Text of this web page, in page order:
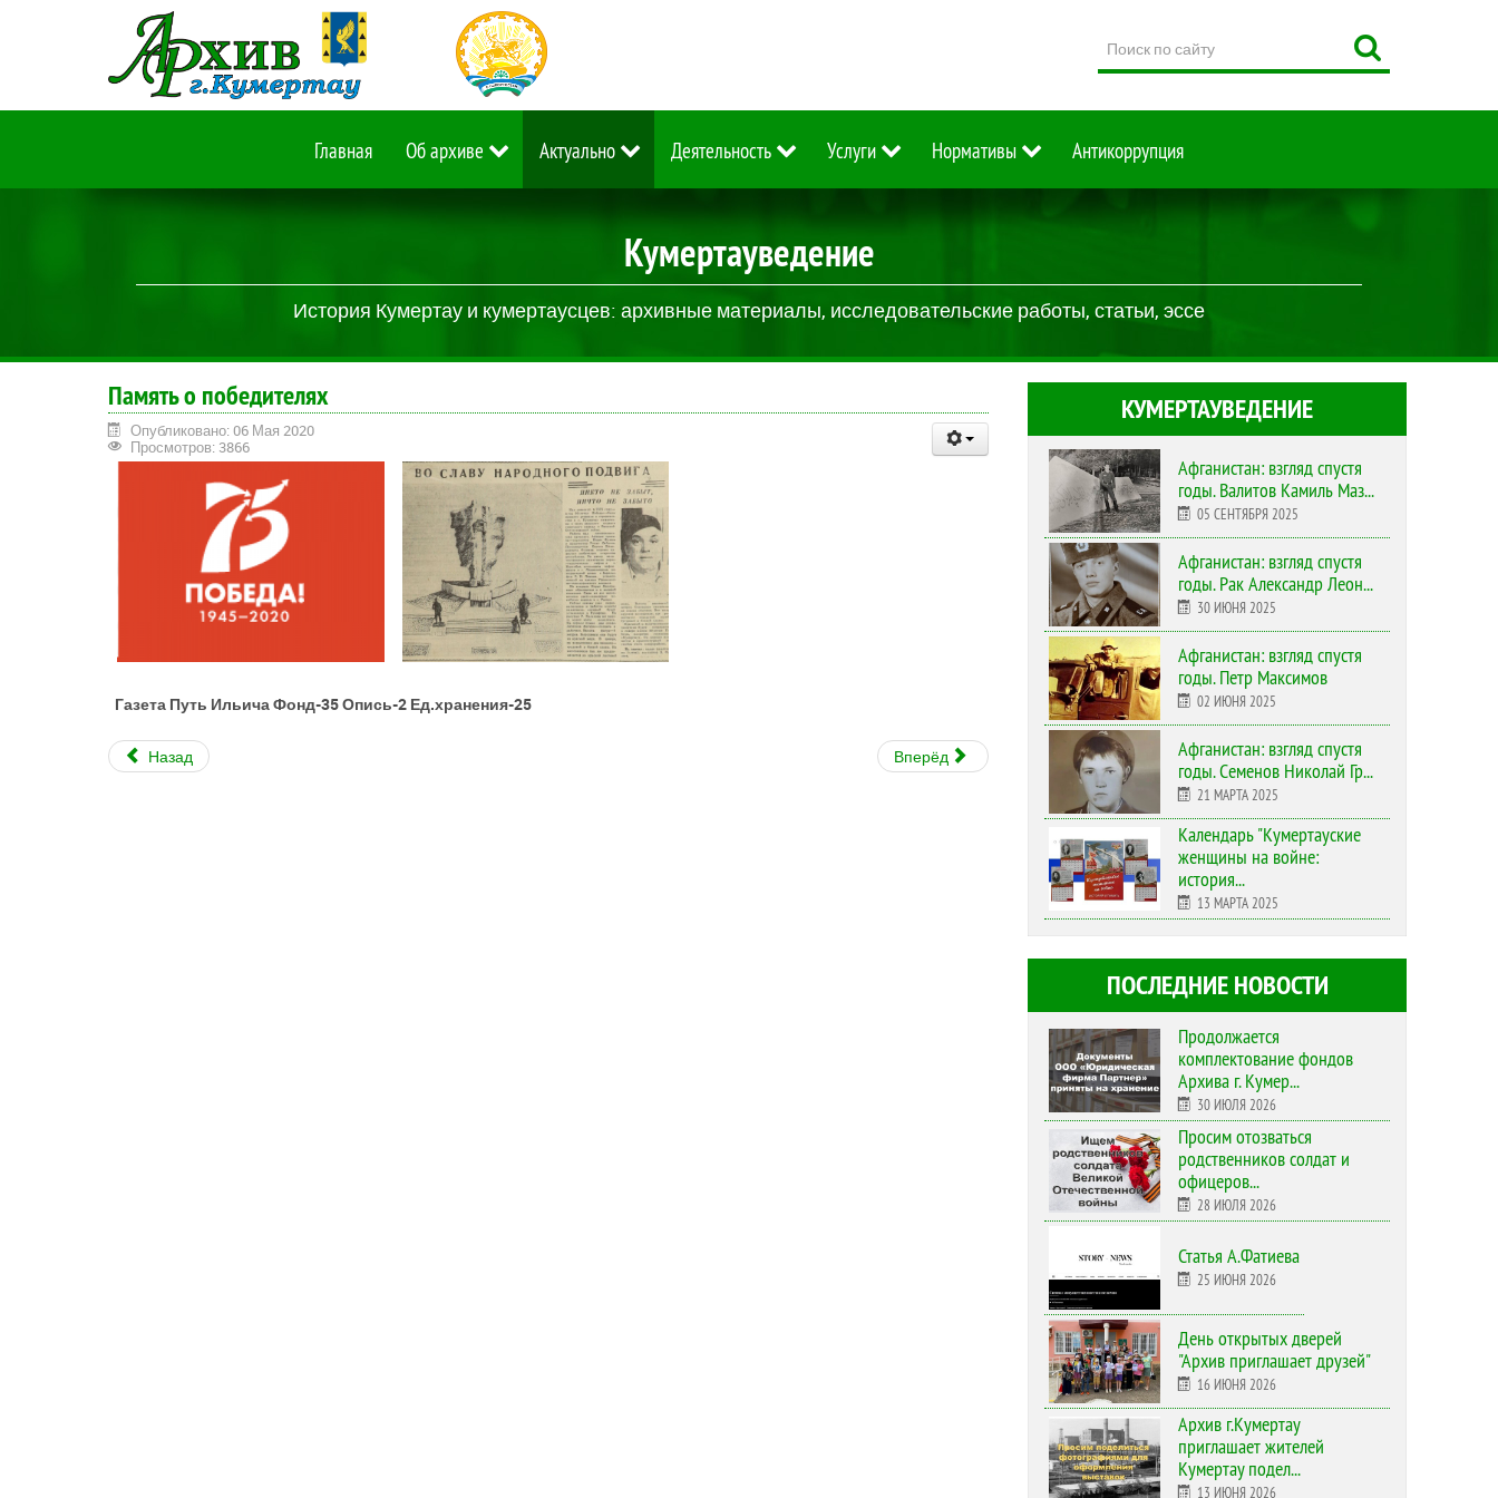
по
сайту
Главная Об архиве Актуально Деятельность Услуги Нормативы Антикоррупция
Кумертауведение
История Кумертау и кумертаусцев: архивные материалы, исследовательские работы, статьи, эссе
Память о победителях
Опубликовано: 06 Мая 2020
Просмотров: 3866
Газета Путь Ильича Фонд-35 Опись-2 Ед.хранения-25
Назад Вперёд
КУМЕРТАУВЕДЕНИЕ
Афганистан: взгляд спустя
годы. Валитов Камиль Маз...
05 СЕНТЯБРЯ 2025
Афганистан: взгляд спустя
годы. Рак Александр Леон...
30 ИЮНЯ 2025
Афганистан: взгляд спустя
годы. Петр Максимов
02 ИЮНЯ 2025
Афганистан: взгляд спустя
годы. Семенов Николай Гр...
21 МАРТА 2025
Календарь "Кумертауские
женщины на войне:
история...
13 МАРТА 2025
ПОСЛЕДНИЕ НОВОСТИ
Продолжается
комплектование фондов
Архива г. Кумер...
30 ИЮЛЯ 2026
Просим отозваться
родственников солдат и
офицеров...
28 ИЮЛЯ 2026
Статья А.Фатиева
25 ИЮНЯ 2026
День открытых дверей
"Архив приглашает друзей"
16 ИЮНЯ 2026
Архив г.Кумертау
приглашает жителей
Кумертау подел...
13 ИЮНЯ 2026